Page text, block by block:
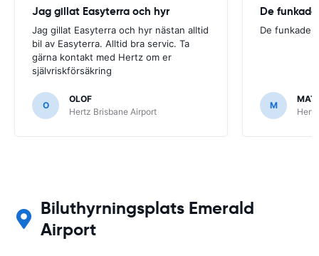
Jag gillat Easyterra och hyr
Jag gillat Easyterra och hyr nästan alltid
bil av Easyterra. Alltid bra servic. Ta
gärna kontakt med Hertz om er
självriskförsäkring
O
OLOF
Hertz Brisbane Airport
De funkade.
De funkade.
M
Biluthyrningsplats Emerald
Airport